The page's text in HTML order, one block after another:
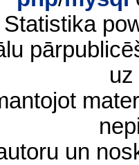
Statistika
un